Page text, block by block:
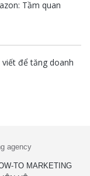
Tầm quan
để tăng doanh
agency
TO MARKETING